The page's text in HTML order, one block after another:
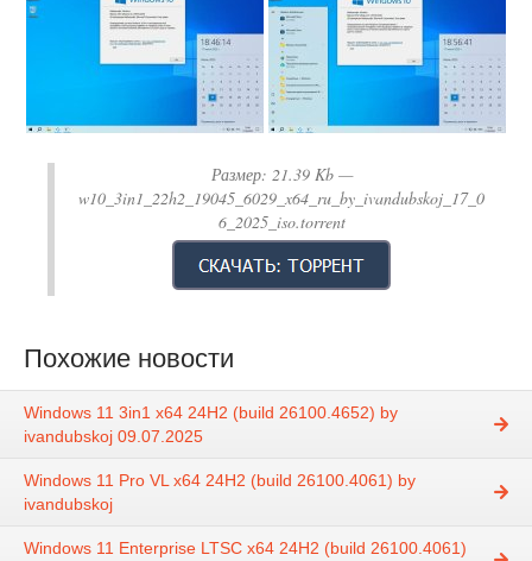
Размер: 21.39 Kb—
w10_3in1_22h2_19045_6029_x64_ru_by_ivandubskoj_17_0
6_2025_iso.torrent
Похожие новости
Windows 11 3in1 x64 24Н2 (build 26100.4652) by
ivandubskoj 09.07.2025
Windows 11 Pro VL x64 24Н2 (build 26100.4061) by
ivandubskoj
Windows 11 Enterprise LTSC x64 24Н2 (build 26100.4061)